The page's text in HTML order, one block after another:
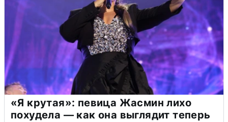
«Я крутая»: певица Жасмин лихо
похудела — как она выглядит теперь